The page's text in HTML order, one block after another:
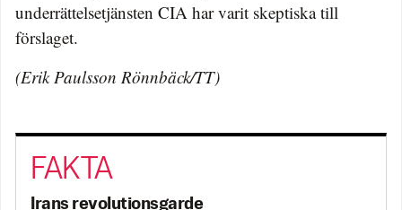
underrättelsetjänsten CIA har varit skeptiska till
förslaget.
(Erik Paulsson Rönnbäck/TT)
Irans revolutionsgarde